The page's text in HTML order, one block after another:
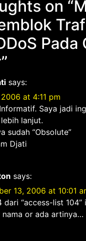
on “
Pada
”
says:
at 4:11 pm
Saya jadi
lanjut.
sudah “Obsolute”
Djati
says:
13, 2006 at 10:01
dari “access-list 104”
nama or ada artinya…